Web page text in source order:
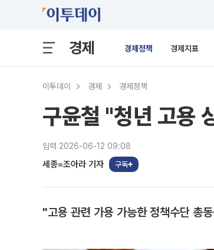
경제 경제정책 경제지표
이투데이 경제 경제정책
구윤철 "청년 고용
입력 2026-06-12 09:08
세종=조아라 기자 구독
"고용 관련 가용 가능한 정책수단 총